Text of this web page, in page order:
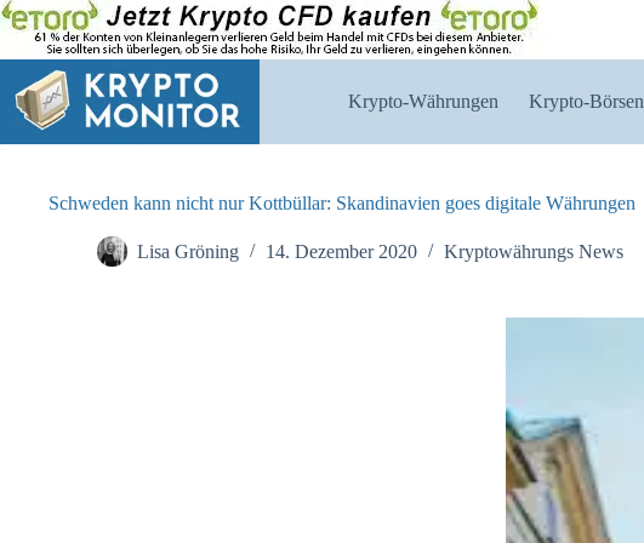
Zum
Inhalt
springen
Krypto-Währungen Krypto-Börsen
Schweden kann nicht nur Kottbüllar: Skandinavien goes digitale Währungen
Lisa Gröning 14. Dezember 2020 Kryptowährungs News